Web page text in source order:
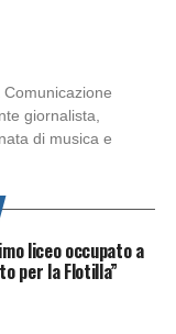
giornalista,
di musica e
liceo occupato a
per la Flotilla”